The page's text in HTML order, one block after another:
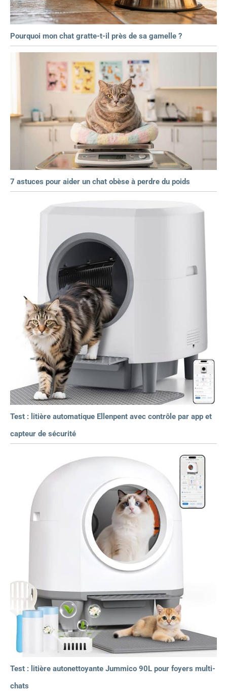
Pourquoi mon chat gratte-t-il près de sa gamelle ?
7 astuces pour aider un chat obèse à perdre du poids
Test : litière automatique Ellenpent avec contrôle par app et
capteur de sécurité
Test : litière autonettoyante Jummico 90L pour foyers multi-
chats